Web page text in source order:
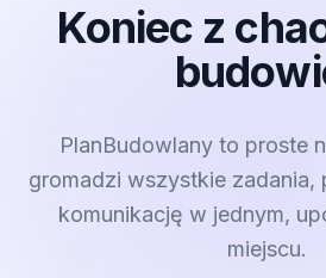
Koniec z
PlanBudowlany to proste
gromadzi wszystkie zadania,
komunikację w jednym,
miejscu.